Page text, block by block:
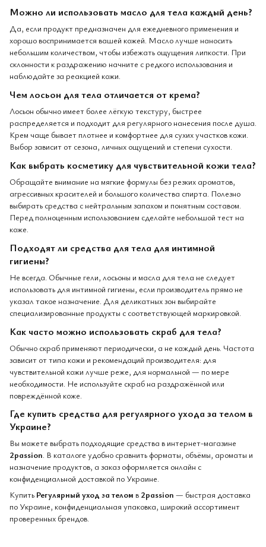
Можно ли использовать масло для тела каждый день?
Да, если продукт предназначен для ежедневного применения и
хорошо воспринимается вашей кожей. Масло лучше наносить
небольшим количеством, чтобы избежать ощущения липкости. При
склонности к раздражению начните с редкого использования и
наблюдайте за реакцией кожи.
Чем лосьон для тела отличается от крема?
Лосьон обычно имеет более лёгкую текстуру, быстрее
распределяется и подходит для регулярного нанесения после душа.
Крем чаще бывает плотнее и комфортнее для сухих участков кожи.
Выбор зависит от сезона, личных ощущений и степени сухости.
Как выбрать косметику для чувствительной кожи тела?
Обращайте внимание на мягкие формулы без резких ароматов,
агрессивных красителей и большого количества спирта. Полезно
выбирать средства с нейтральным запахом и понятным составом.
Перед полноценным использованием сделайте небольшой тест на
коже.
Подходят ли средства для тела для интимной
гигиены?
Не всегда. Обычные гели, лосьоны и масла для тела не следует
использовать для интимной гигиены, если производитель прямо не
указал такое назначение. Для деликатных зон выбирайте
специализированные продукты с соответствующей маркировкой.
Как часто можно использовать скраб для тела?
Обычно скраб применяют периодически, а не каждый день. Частота
зависит от типа кожи и рекомендаций производителя: для
чувствительной кожи лучше реже, для нормальной — по мере
необходимости. Не используйте скраб на раздражённой или
повреждённой коже.
Где купить средства для регулярного ухода за телом в
Украине?
Вы можете выбрать подходящие средства в интернет-магазине
2passion. В каталоге удобно сравнить форматы, объёмы, ароматы и
назначение продуктов, а заказ оформляется онлайн с
конфиденциальной доставкой по Украине.
Купить Регулярный уход за телом в 2passion — быстрая доставка
по Украине, конфиденциальная упаковка, широкий ассортимент
проверенных брендов.